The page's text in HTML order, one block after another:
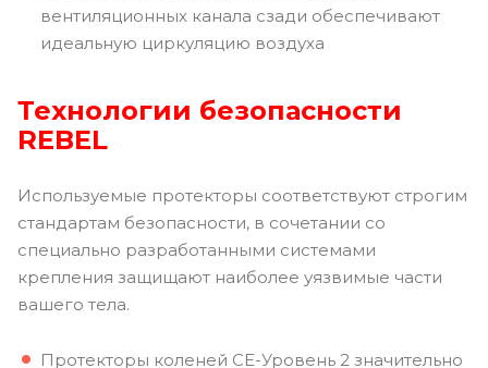
вентиляционных канала сзади обеспечивают
идеальную циркуляцию воздуха
Технологии безопасности
REBEL
Используемые протекторы соответствуют строгим
стандартам безопасности, в сочетании со
специально разработанными системами
крепления защищают наиболее уязвимые части
вашего тела.
Протекторы коленей CE-Уровень 2 значительно